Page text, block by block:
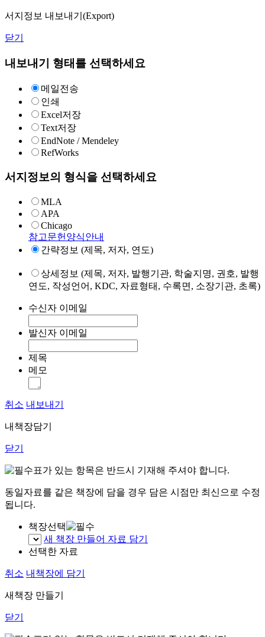
서지정보 내보내기(Export)
닫기
내보내기 형태를 선택하세요
메일전송
인쇄
Excel저장
Text저장
EndNote / Mendeley
RefWorks
서지정보의 형식을 선택하세요
MLA
APA
Chicago
참고문헌양식안내
간략정보 (제목, 저자, 연도)
상세정보 (제목, 저자, 발행기관, 학술지명, 권호, 발행
연도, 작성언어, KDC, 자료형태, 수록면, 소장기관, 초록)
수신자 이메일
발신자 이메일
제목
메모
취소 내보내기
내책장담기
닫기
표가 있는 항목은 반드시 기재해 주셔야 합니다.
동일자료를 같은 책장에 담을 경우 담은 시점만 최신으로 수정
됩니다.
책장선택
새 책장 만들어 자료 담기
선택한 자료
취소 내책장에 담기
새책장 만들기
닫기